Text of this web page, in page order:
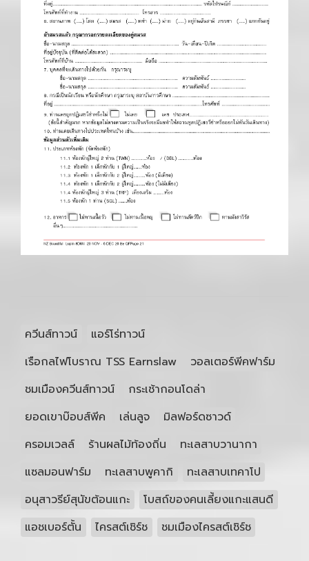
ควีนส์ทาวน์
แอร์โร่ทาวน์
เรือกลไฟโบราณ TSS Earnslaw
วอลเตอร์พีคฟาร์ม
ชมเมืองควีนส์ทาวน์
กระเช้ากอนโดล่า
ยอดเขาบ๊อบส์พีค
เล่นลูจ
มิลฟอร์ดซาวด์
ครอมเวลล์
ร้านผลไม้ท้องถิ่น
ทะเลสาบวานากา
แซลมอนฟาร์ม
ทะเลสาบพูคากิ
ทะเลสาบเทคาโป
อนุสาวรีย์สุนัขต้อนแกะ
โบสถ์ของคนเลี้ยงแกะแสนดี
แอชเบอร์ตั้น
ไครสต์เชิร์ช ชมเมืองไครสต์เชิร์ช